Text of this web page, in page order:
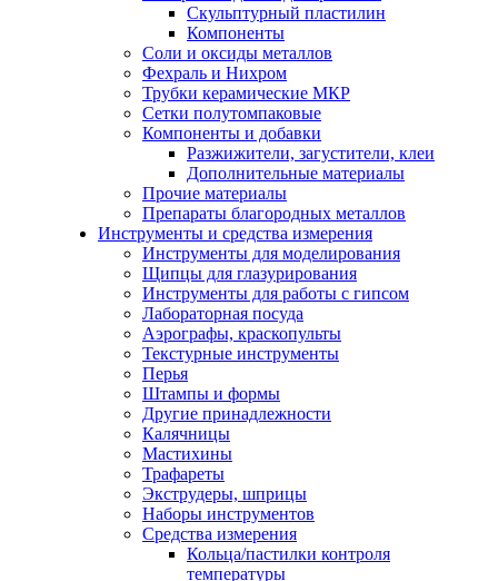
Скульптурный пластилин
Компоненты
Соли и оксиды металлов
Фехраль и Нихром
Трубки керамические МКР
Сетки полутомпаковые
Компоненты и добавки
Разжижители, загустители, клеи
Дополнительные материалы
Прочие материалы
Препараты благородных металлов
Инструменты и средства измерения
Инструменты для моделирования
Щипцы для глазурирования
Инструменты для работы с гипсом
Лабораторная посуда
Аэрографы, краскопульты
Текстурные инструменты
Перья
Штампы и формы
Другие принадлежности
Калячницы
Мастихины
Трафареты
Экструдеры, шприцы
Наборы инструментов
Средства измерения
Кольца/пастилки контроля
температуры